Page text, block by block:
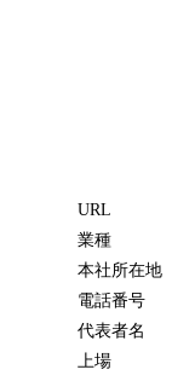
URL
業種
本社所在地
電話番号
代表者名
上場